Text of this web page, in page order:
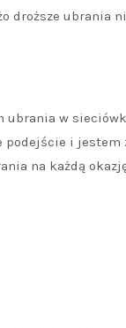
droższe ubrania
ubrania w
podejście i jestem
na każdą